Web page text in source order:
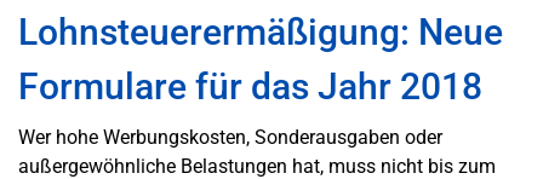
Lohnsteuerermäßigung: Neue
Formulare für das Jahr 2018
Wer hohe Werbungskosten, Sonderausgaben oder
außergewöhnliche Belastungen hat, muss nicht bis zum